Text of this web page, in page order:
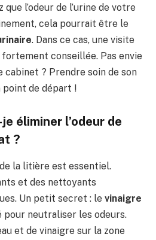
l’odeur de l’urine de votre
cela pourrait être le
. Dans ce cas, une visite
conseillée. Pas envie
cabinet ? Prendre soin de son
point de départ !
éliminer l’odeur de
?
la litière est essentiel.
et des nettoyants
Un petit secret : le vinaigre
neutraliser les odeurs.
et de vinaigre sur la zone